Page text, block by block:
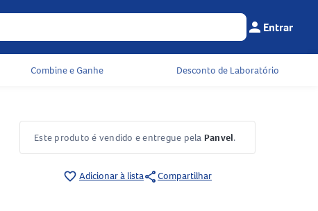
Menu do
person Entrar
Combine e Ganhe Desconto de Laboratório
Este produto é vendido e entregue pela Panvel.
favorite_border Adicionar à listashareCompartilhar